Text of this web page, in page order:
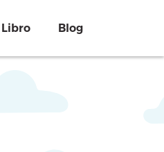
Libro Blog